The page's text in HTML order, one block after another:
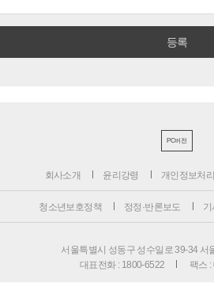
PC버전
회사소개 윤리강령 개인정보처
청소년보호정책 정정·반론보도
서울특별시 성동구 성수일로 39-34 서
대표전화 : 1800-6522
팩스